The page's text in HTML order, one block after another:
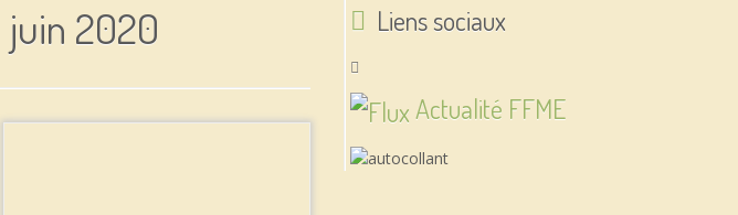
juin 2020 Liens sociaux
Actualité FFME